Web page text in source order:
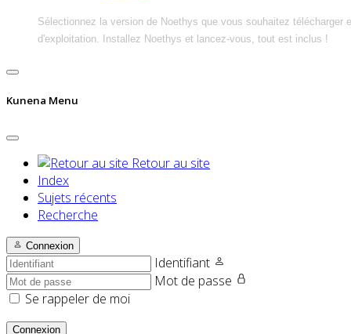
Sélectionnez la version de Noethys que vous souhaitez télécharger
d'exploitation. Installez Noethys et lancez-vous, tout est inclus !
Kunena Menu
Retour au site
Index
Sujets récents
Recherche
Connexion
Identifiant
Mot de passe
Se rappeler de moi
Connexion